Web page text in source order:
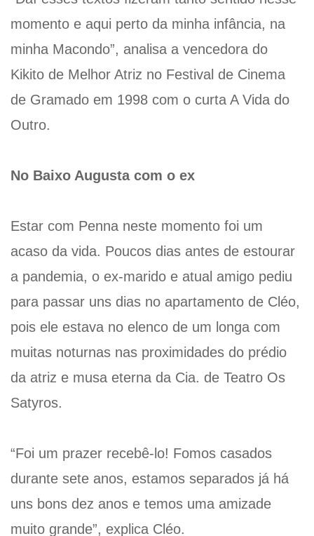
momento e aqui perto da minha infância, na
minha Macondo”, analisa a vencedora do
Kikito de Melhor Atriz no Festival de Cinema
de Gramado em 1998 com o curta A Vida do
Outro.
No Baixo Augusta com o ex
Estar com Penna neste momento foi um
acaso da vida. Poucos dias antes de estourar
a pandemia, o ex-marido e atual amigo pediu
para passar uns dias no apartamento de Cléo,
pois ele estava no elenco de um longa com
muitas noturnas nas proximidades do prédio
da atriz e musa eterna da Cia. de Teatro Os
Satyros.
“Foi um prazer recebê-lo! Fomos casados
durante sete anos, estamos separados já há
uns bons dez anos e temos uma amizade
muito grande”, explica Cléo.